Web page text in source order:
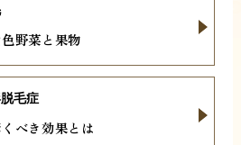
野菜と果物
べき効果とは
毛症